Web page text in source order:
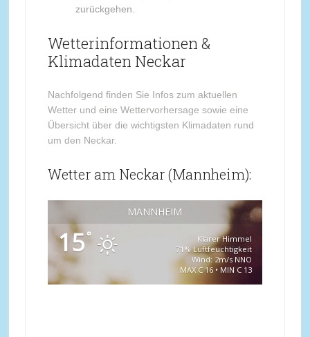
zurückgehen.
Wetterinformationen &
Klimadaten Neckar
Nachfolgend finden Sie Infos zum aktuellen
Wetter und eine Wettervorhersage sowie eine
Übersicht über die wichtigsten Klimadaten rund
um den Neckar.
Wetter am Neckar (Mannheim):
MANNHEIM
15°
Klarer Himmel
71% Luftfeuchtigkeit
Wind: 2m/s NNO
MAX C 16 • MIN C 13